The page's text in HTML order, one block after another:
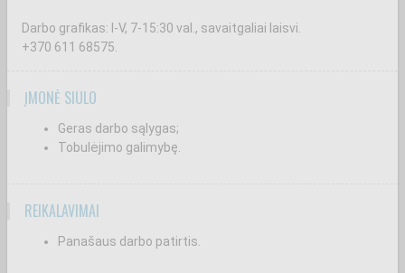
Darbo grafikas: I-V, 7-15:30 val., savaitgaliai laisvi.
+370 611 68575.
ĮMONĖ SIŪLO
Geras darbo sąlygas;
Tobulėjimo galimybę.
REIKALAVIMAI
Panašaus darbo patirtis.